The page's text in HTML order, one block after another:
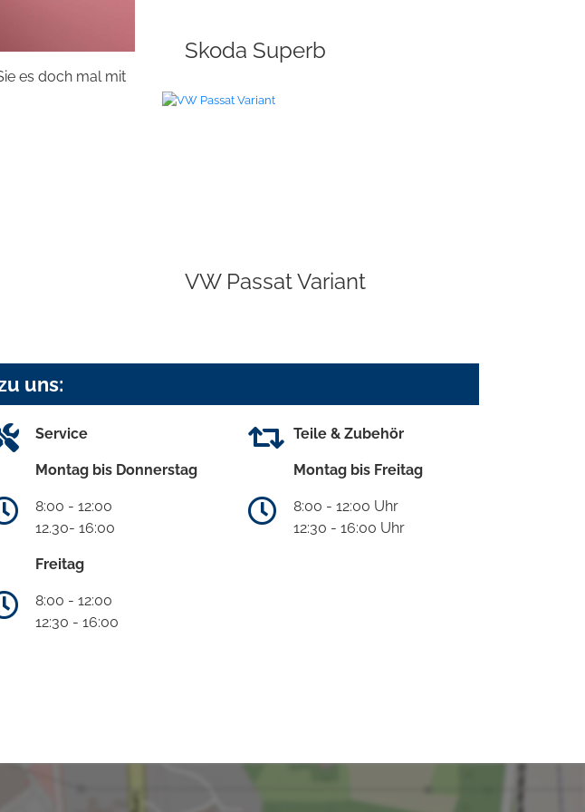
es doch mal mit
Skoda Superb
VW Passat Variant
uns:
Service
Montag bis Donnerstag
8:00 - 12:00
12.30- 16:00
Freitag
8:00 - 12:00
12:30 - 16:00
Teile & Zubehör
Montag bis Freitag
8:00 - 12:00 Uhr
12:30 - 16:00 Uhr